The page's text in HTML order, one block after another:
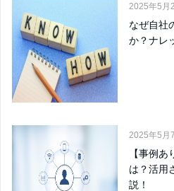
2025年5月
なぜ自社
か？ナレ
2025年5月
【事例
は？活用
説！